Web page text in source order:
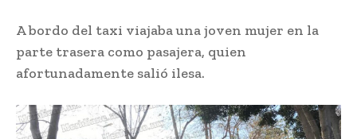
A bordo del taxi viajaba una joven mujer en la
parte trasera como pasajera, quien
afortunadamente salió ilesa.